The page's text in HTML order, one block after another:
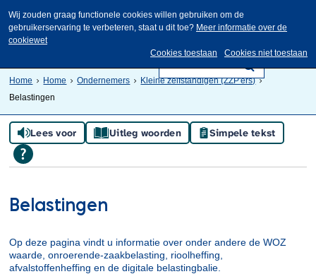
Wij zouden graag functionele cookies willen gebruiken om de
gebruikerservaring te verbeteren, staat u dit toe? Meer informatie over de
cookiewet
Cookies toestaan
Cookies niet toestaan
Home Home Ondernemers
Kleine zelfstandigen (ZZP'ers)
Belastingen
Lees voor Uitleg woorden Simpele tekst
Belastingen
Op deze pagina vindt u informatie over onder andere de WOZ
waarde, onroerende-zaakbelasting, rioolheffing,
afvalstoffenheffing en de digitale belastingbalie.